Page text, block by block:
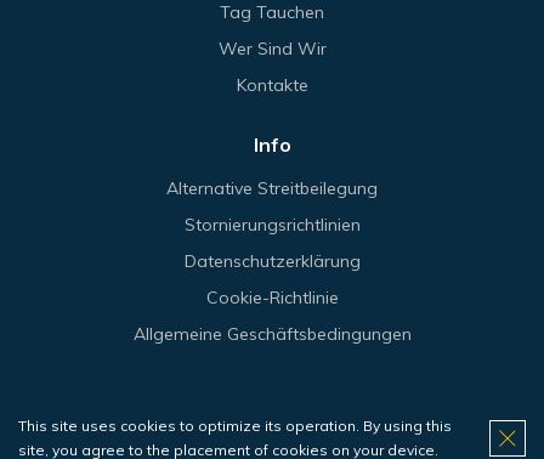
Tag Tauchen
Wer Sind Wir
Kontakte
Info
Alternative Streitbeilegung
Stornierungsrichtlinien
Datenschutzerklärung
Cookie-Richtlinie
Allgemeine Geschäftsbedingungen
© 2026 Haliotis.
This site uses cookies to optimize its operation. By using this
site, you agree to the placement of cookies on your device.